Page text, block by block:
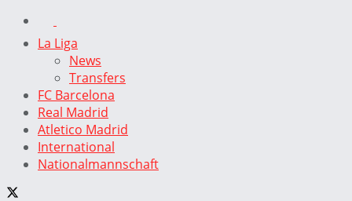
La Liga
News
Transfers
FC Barcelona
Real Madrid
Atletico Madrid
International
Nationalmannschaft